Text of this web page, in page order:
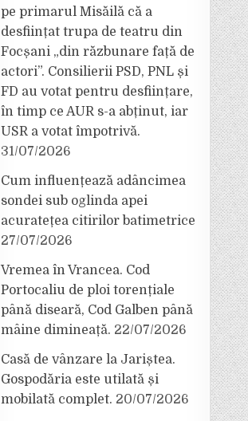
pe primarul Misăilă că a
desființat trupa de teatru din
Focșani „din răzbunare față de
actori”. Consilierii PSD, PNL și
FD au votat pentru desființare,
în timp ce AUR s-a abținut, iar
USR a votat împotrivă.
31/07/2026
Cum influențează adâncimea
sondei sub oglinda apei
acuratețea citirilor batimetrice
27/07/2026
Vremea în Vrancea. Cod
Portocaliu de ploi torențiale
până diseară, Cod Galben până
mâine dimineață. 22/07/2026
Casă de vânzare la Jariștea.
Gospodăria este utilată și
mobilată complet. 20/07/2026